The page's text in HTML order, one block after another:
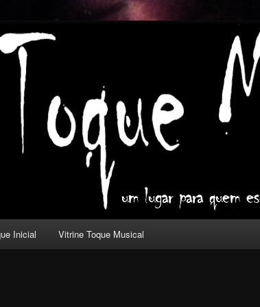
com outros olhos.
Inicial Vitrine Toque Musical